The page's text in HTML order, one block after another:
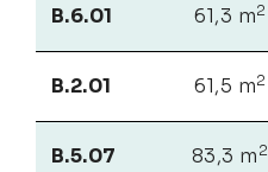
B.6.01 61,3 m2
B.2.01 61,5 m2
B.5.07 83,3 m 2